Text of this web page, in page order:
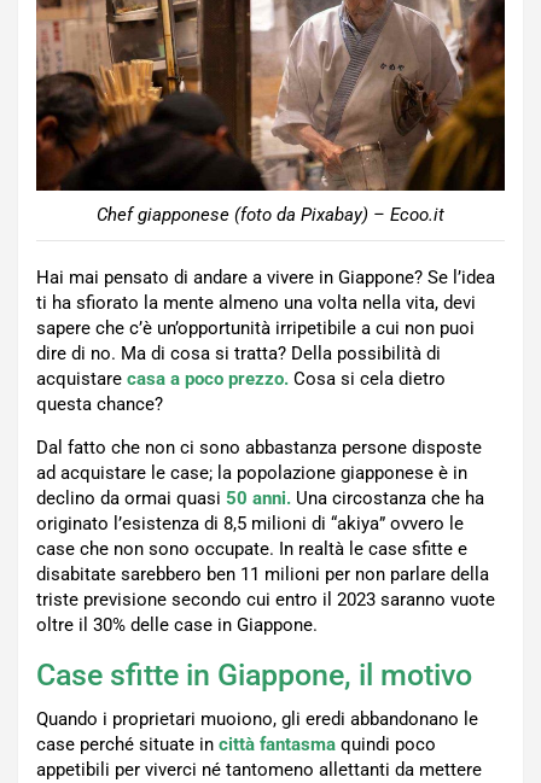
Chef giapponese (foto da Pixabay) – Ecoo.it
Hai mai pensato di andare a vivere in Giappone? Se l’idea
ti ha sfiorato la mente almeno una volta nella vita, devi
sapere che c’è un’opportunità irripetibile a cui non puoi
dire di no. Ma di cosa si tratta? Della possibilità di
acquistare casa a poco prezzo. Cosa si cela dietro
questa chance?
Dal fatto che non ci sono abbastanza persone disposte
ad acquistare le case; la popolazione giapponese è in
declino da ormai quasi 50 anni. Una circostanza che ha
originato l’esistenza di 8,5 milioni di “akiya” ovvero le
case che non sono occupate. In realtà le case sfitte e
disabitate sarebbero ben 11 milioni per non parlare della
triste previsione secondo cui entro il 2023 saranno vuote
oltre il 30% delle case in Giappone.
Case sfitte in Giappone, il motivo
Quando i proprietari muoiono, gli eredi abbandonano le
case perché situate in città fantasma quindi poco
appetibili per viverci né tantomeno allettanti da mettere